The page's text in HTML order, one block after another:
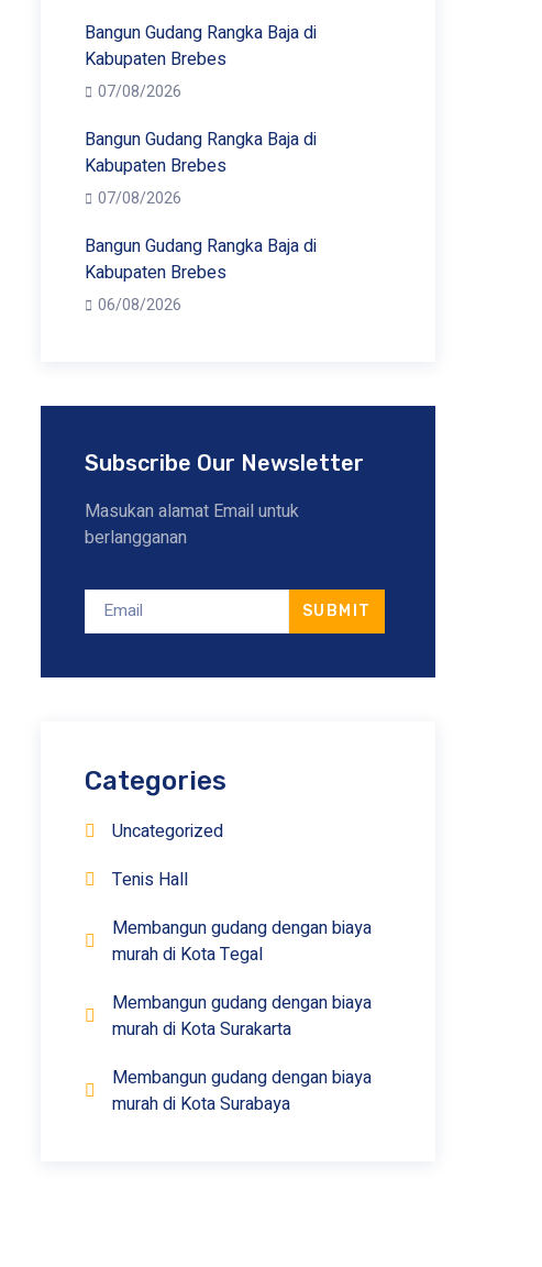
Bangun Gudang Rangka Baja di
Kabupaten Brebes
07/08/2026
Bangun Gudang Rangka Baja di
Kabupaten Brebes
07/08/2026
Bangun Gudang Rangka Baja di
Kabupaten Brebes
06/08/2026
Subscribe Our Newsletter
Masukan alamat Email untuk
berlangganan
SUBMIT
Categories
Uncategorized
Tenis Hall
Membangun gudang dengan biaya
murah di Kota Tegal
Membangun gudang dengan biaya
murah di Kota Surakarta
Membangun gudang dengan biaya
murah di Kota Surabaya